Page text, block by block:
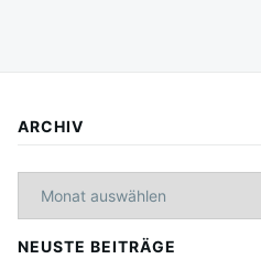
ARCHIV
NEUSTE BEITRÄGE